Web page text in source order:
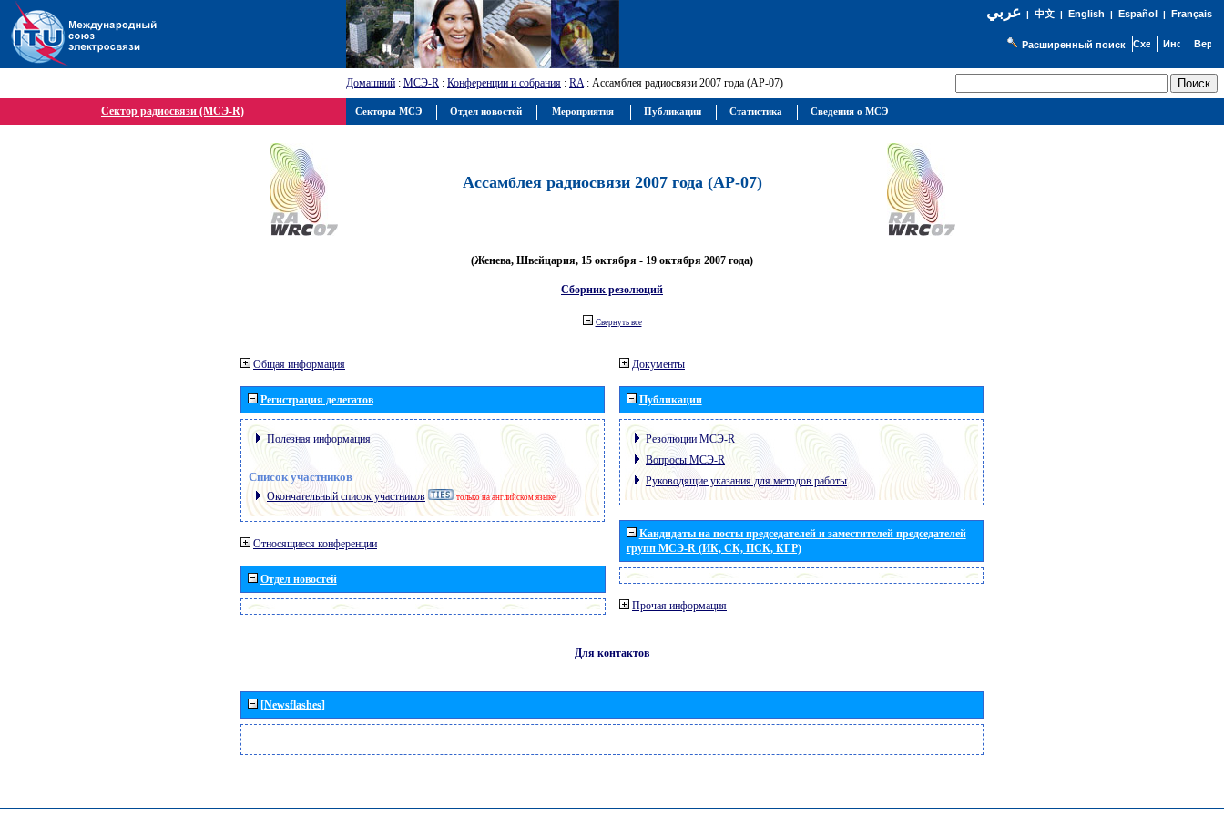
عربي| 中文| English | Español | Français
Расширенный поиск
Домашний : МСЭ-R : Конференции и собрания : RA: Ассамблея радиосвязи 2007 года (АР-07)
Сектор радиосвязи (МСЭ-R)
Ассамблея радиосвязи 2007 года (АР-07)
(Женева, Швейцария, 15 октября - 19 октября 2007 года)
Сборник резолюций
Свернуть все
Общая информация
Регистрация делегатов
Полезная информация
Список участников
Окончательный список участников только на английском языке
Относящиеся конференции
Отдел новостей
Документы
Публикации
Резолюции МСЭ-R
Вопросы МСЭ-R
Руководящие указания для методов работы
Кандидаты на посты председателей и заместителей председателей
групп МСЭ-R (ИК, СК, ПСК, КГР)
Прочая информация
Для контактов
[Newsflashes]
Секторы МСЭ Отдел новостей Мероприятия Публикации Статистика Сведения о МСЭ